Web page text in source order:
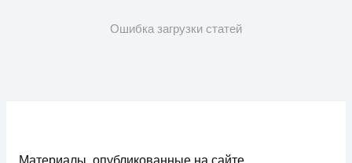
Ошибка загрузки статей
Материалы, опубликованные на сайте